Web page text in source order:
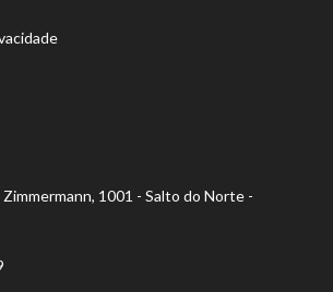
Zimmermann, 1001 - Salto do Norte -